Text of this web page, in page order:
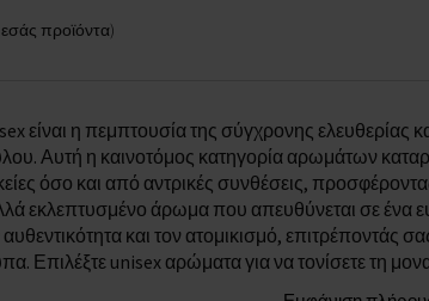
εσάς προϊόντα)
είναι η πεμπτουσία της σύγχρονης
Αυτή η καινοτόμος κατηγορία αρωμάτων
όσο και από αντρικές συνθέσεις,
εκλεπτυσμένο άρωμα που απευθύνεται σε
αυθεντικότητα και τον ατομικισμό,
Επιλέξτε unisex αρώματα για να τονίσετε τη